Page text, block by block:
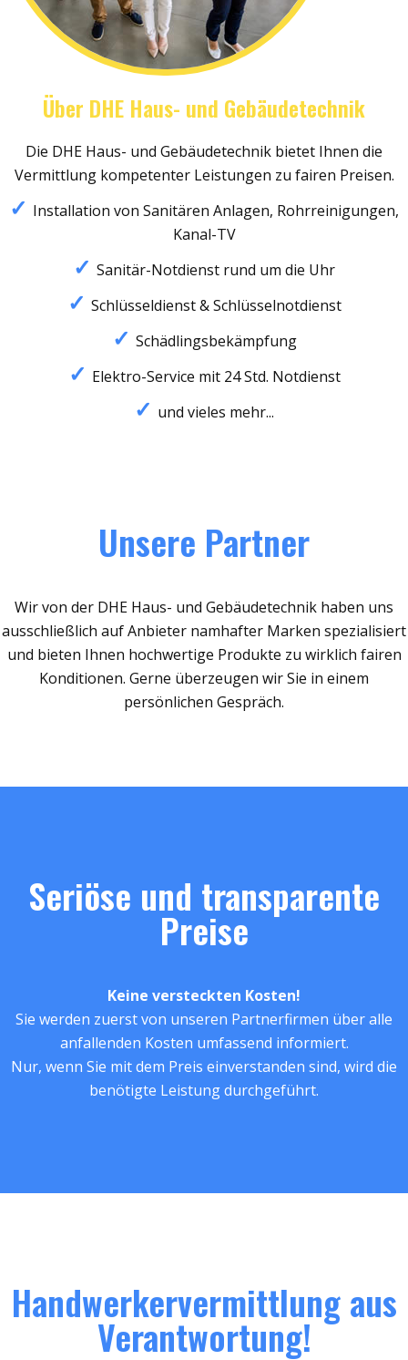
Über DHE Haus- und Gebäudetechnik
Die DHE Haus- und Gebäudetechnik bietet Ihnen die
Vermittlung kompetenter Leistungen zu fairen Preisen.
Installation von Sanitären Anlagen, Rohrreinigungen,
Kanal-TV
Sanitär-Notdienst rund um die Uhr
Schlüsseldienst & Schlüsselnotdienst
Schädlingsbekämpfung
Elektro-Service mit 24 Std. Notdienst
und vieles mehr...
Unsere Partner
Wir von der DHE Haus- und Gebäudetechnik haben uns
ausschließlich auf Anbieter namhafter Marken spezialisiert
und bieten Ihnen hochwertige Produkte zu wirklich fairen
Konditionen. Gerne überzeugen wir Sie in einem
persönlichen Gespräch.
Seriöse und transparente
Preise
Keine versteckten Kosten!
Sie werden zuerst von unseren Partnerfirmen über alle
anfallenden Kosten umfassend informiert.
Nur, wenn Sie mit dem Preis einverstanden sind, wird die
benötigte Leistung durchgeführt.
Handwerkervermittlung aus
Verantwortung!